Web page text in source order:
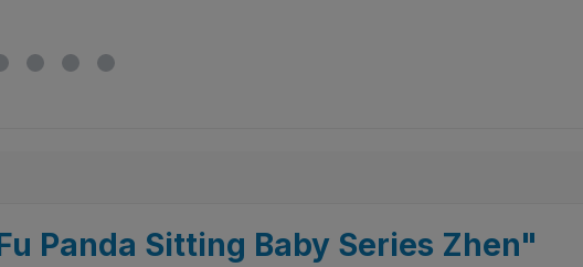
Panda Sitting Baby Series Zhen"